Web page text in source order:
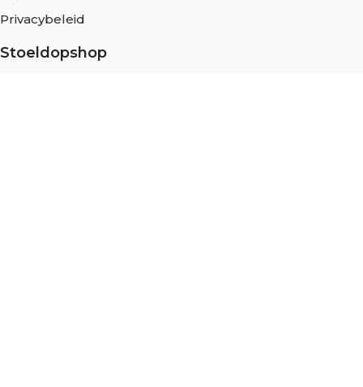
Privacybeleid
Stoeldopshop